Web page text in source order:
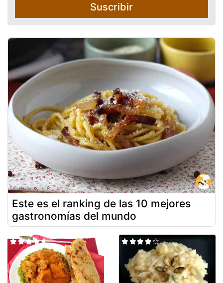
Suscribir
Este es el ranking de las 10 mejores
gastronomías del mundo